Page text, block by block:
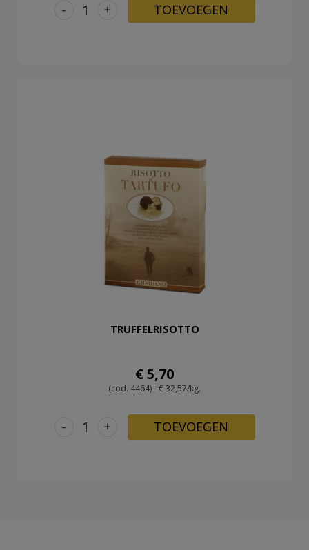
+
- TOEVOEGEN
TRUFFELRISOTTO
€ 5,70
(cod. 4464) - € 32,57/kg.
+
- TOEVOEGEN